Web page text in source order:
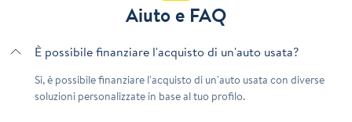
Aiuto e FAQ
È possibile finanziare l'acquisto di un'auto usata?
Sì, è possibile finanziare l'acquisto di un'auto usata con diverse
soluzioni personalizzate in base al tuo profilo.